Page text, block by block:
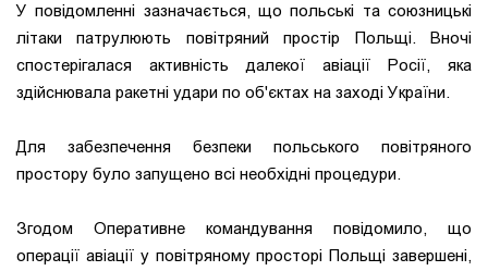
У повідомленні зазначається, що польські та союзницькі
літаки патрулюють повітряний простір Польщі. Вночі
спостерігалася активність далекої авіації Росії, яка
здійснювала ракетні удари по об'єктах на заході України.
Для забезпечення безпеки польського повітряного
простору було запущено всі необхідні процедури.
Згодом Оперативне командування повідомило, що
операції авіації у повітряному просторі Польщі завершені,